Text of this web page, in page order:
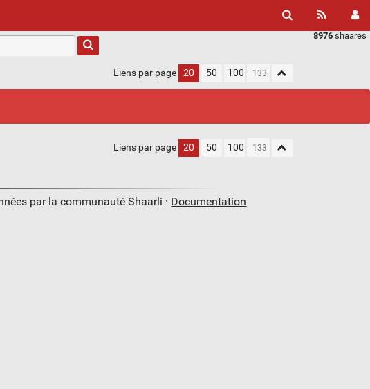
8976 shaares
Liens par page 20 50 100
Liens par page 20 50 100
par la communauté Shaarli · Documentation